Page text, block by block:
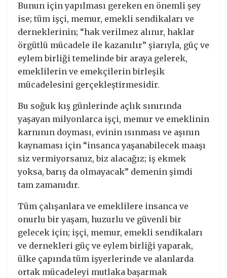
Bunun için yapılması gereken en önemli şey
ise; tüm işçi, memur, emekli sendikaları ve
derneklerinin; “hak verilmez alınır, haklar
örgütlü mücadele ile kazanılır” şiarıyla, güç ve
eylem birliği temelinde bir araya gelerek,
emeklilerin ve emekçilerin birleşik
mücadelesini gerçekleştirmesidir.
Bu soğuk kış günlerinde açlık sınırında
yaşayan milyonlarca işçi, memur ve emeklinin
karnının doyması, evinin ısınması ve aşının
kaynaması için “insanca yaşanabilecek maaşı
siz vermiyorsanız, biz alacağız; iş ekmek
yoksa, barış da olmayacak” demenin şimdi
tam zamanıdır.
Tüm çalışanlara ve emeklilere insanca ve
onurlu bir yaşam, huzurlu ve güvenli bir
gelecek için; işçi, memur, emekli sendikaları
ve dernekleri güç ve eylem birliği yaparak,
ülke çapında tüm işyerlerinde ve alanlarda
ortak mücadeleyi mutlaka başarmak